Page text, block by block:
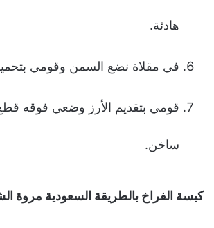
هادئة.
في مقلاة نضع السمن وقومي
قومي بتقديم الأرز وضعي فوقه
ساخن.
كبسة الفراخ بالطريقة السعودية مروة